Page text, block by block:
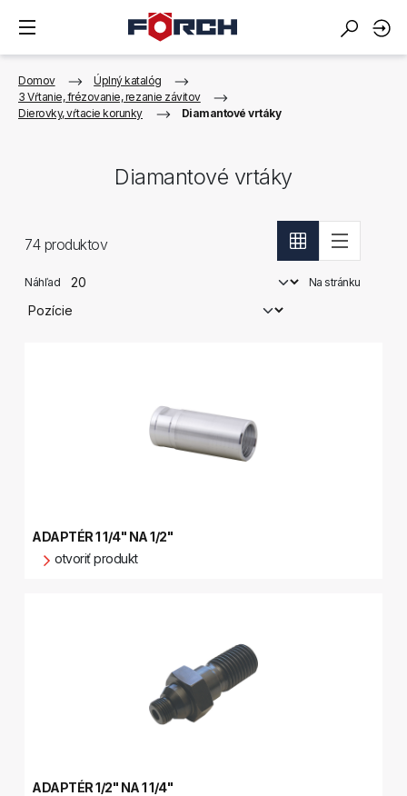
Domov
Úplný katalóg
3 Vŕtanie, frézovanie, rezanie závitov
Dierovky, vŕtacie korunky
Diamantové vrtáky
Diamantové vrtáky
74produktov
Náhľad Na stránku
ADAPTÉR 1 1/4" NA 1/2"
otvoriť produkt
ADAPTÉR 1/2" NA 1 1/4"